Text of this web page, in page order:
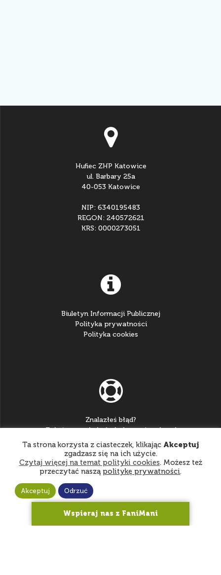
Hufiec ZHP Katowice
ul. Barbary 25a
40-053 Katowice
NIP: 6340195483
REGON: 240572621
KRS: 0000273051
Biuletyn Informacji Publicznej
Polityka prywatności
Polityka cookies
Znalazłeś błąd?
Zgłoś go na:helpdesk@katowice.zhp.pl
© 2026 Hufiec ZHP Katowice
Ta strona korzysta z ciasteczek, klikając Akceptuj
zgadzasz się na ich użycie.
Czytaj więcej na temat polityki cookies. Możesz też
przeczytać naszą politykę prywatności.
Akceptuj Odrzuć
Wspieraj nas z FaniMani